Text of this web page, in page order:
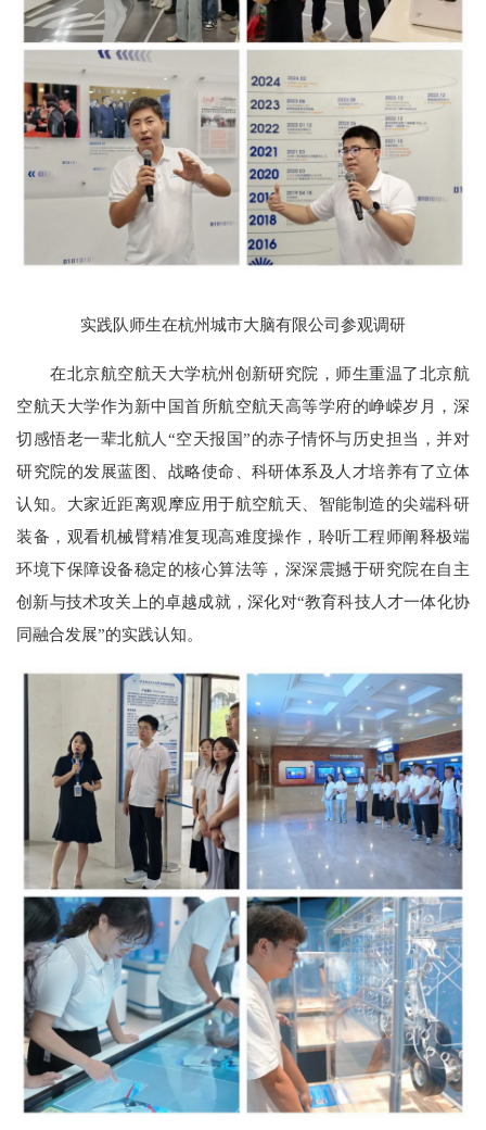
实践队师生在杭州城市大脑有限公司参观调研
在北京航空航天大学杭州创新研究院，师生重温了北京航
空航天大学作为新中国首所航空航天高等学府的峥嵘岁月，深
切感悟老一辈北航人“空天报国”的赤子情怀与历史担当，并对
研究院的发展蓝图、战略使命、科研体系及人才培养有了立体
认知。大家近距离观摩应用于航空航天、智能制造的尖端科研
装备，观看机械臂精准复现高难度操作，聆听工程师阐释极端
环境下保障设备稳定的核心算法等，深深震撼于研究院在自主
创新与技术攻关上的卓越成就，深化对“教育科技人才一体化协
同融合发展”的实践认知。